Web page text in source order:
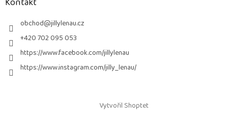
obchod@jillylenau.cz
+420 702 095 053
https://www.facebook.com/jillylenau
https://www.instagram.com/jilly_lenau/
Vytvořil Shoptet